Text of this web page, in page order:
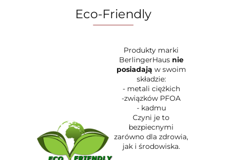
Eco-Friendly
Produkty marki
BerlingerHaus nie
posiadają w swoim
składzie:
- metali ciężkich
-związków PFOA
- kadmu
Czyni je to
bezpiecnymi
zarówno dla zdrowia,
jak i środowiska.